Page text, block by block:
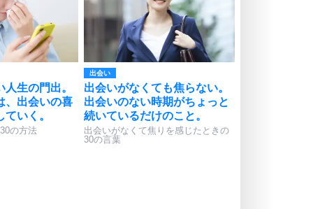
生の門出。
、出会いの喜
いく。
の方法
出会い
出会いがなくても焦らない。
出会いのない時期がちょっと
続いているだけのこと。
出会いがなくて焦りを感じたときの
30の言葉